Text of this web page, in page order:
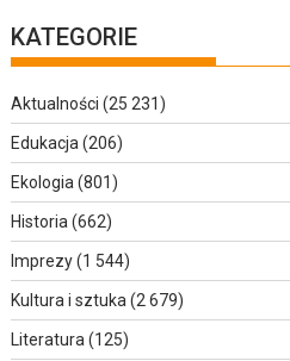
KATEGORIE
Aktualności (25 231)
Edukacja (206)
Ekologia (801)
Historia (662)
Imprezy(1 544)
Kultura i sztuka (2 679)
Literatura (125)